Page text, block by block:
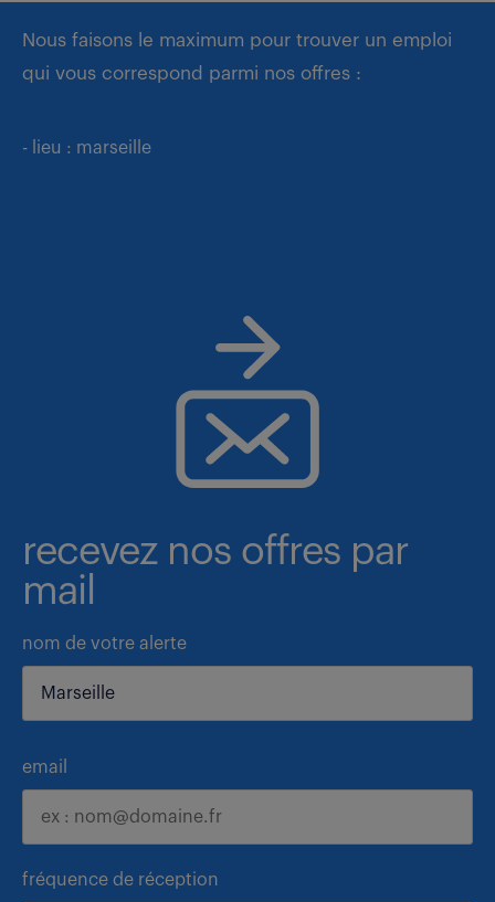
Nous faisons le maximum pour trouver un emploi
qui vous correspond parmi nos offres :
- lieu : marseille
recevez nos offres par
mail
nom de votre alerte
email
fréquence de réception